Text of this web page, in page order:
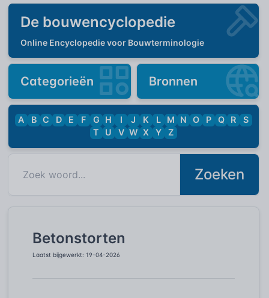
De bouwencyclopedie
Online Encyclopedie voor Bouwterminologie
Categorieën Bronnen
A B C D E F G H I J K L M N O P Q R
S
T
U V W X Y Z
Zoeken
Betonstorten
Laatst bijgewerkt: 19-04-2026